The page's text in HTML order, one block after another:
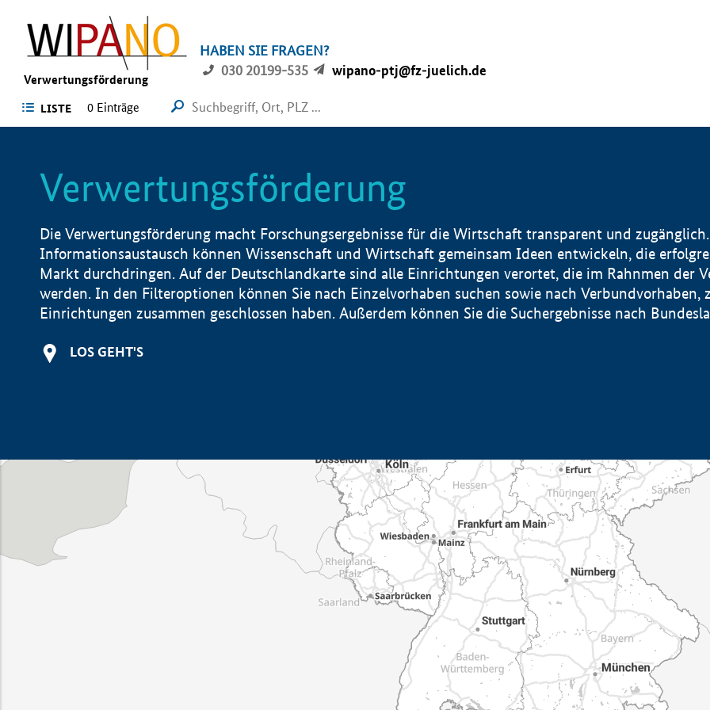
Verwertungsförderung
HABEN SIE FRAGEN?
030 20199-535
wipano-ptj@fz-juelich.de
LISTE 0 Einträge
Verwertungsförderung
Die Verwertungsförderung macht Forschungsergebnisse für die Wirtschaft transparent und
Informationsaustausch können Wissenschaft und Wirtschaft gemeinsam Ideen entwickeln, die
Markt durchdringen. Auf der Deutschlandkarte sind alle Einrichtungen verortet, die im Rahnmen der
werden. In den Filteroptionen können Sie nach Einzelvorhaben suchen sowie nach Verbundvorhaben,
Einrichtungen zusammen geschlossen haben. Außerdem können Sie die Suchergebnisse nach
LOS GEHT'S